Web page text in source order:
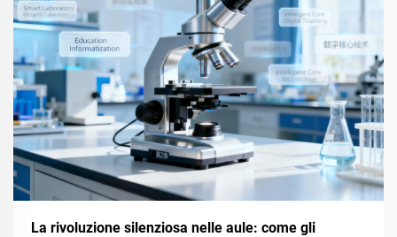
La rivoluzione silenziosa nelle aule: come gli